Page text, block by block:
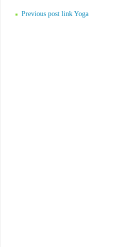
Previous post link Yoga